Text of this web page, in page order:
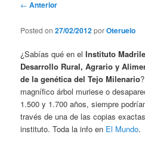
Navegación
entradas
← Anterior
Posted on27/02/2012porOteruelo
¿Sabías qué en elInstituto
Desarrollo Rural, Agrario y
de la genética del Tejo Milenario
magnífico árbol muriese o
1.500 y 1.700 años, siempre
través de una de las copias
instituto. Toda la info en El Mundo.